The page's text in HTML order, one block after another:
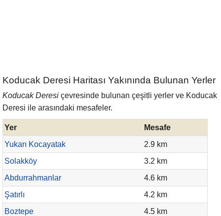
Koducak Deresi Haritası Yakınında Bulunan Yerler
Koducak Deresi çevresinde bulunan çeşitli yerler ve Koducak
Deresi ile arasındaki mesafeler.
Yer
Mesafe
Yukarı Kocayatak
2.9 km
Solakköy
3.2 km
Abdurrahmanlar
4.6 km
Şatırlı
4.2 km
Boztepe
4.5 km